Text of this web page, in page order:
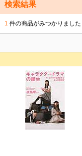
検索結果
1 件の商品がみつかりました